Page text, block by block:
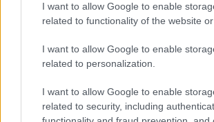
I want to allow Google to enable
related to functionality of the website or
I want to allow Google to enable
related to personalization.
I want to allow Google to enable
related to security, including
Birken er som alltid sesongens
Classics-renn, sier Nilsson.
Se også:Birken endrer